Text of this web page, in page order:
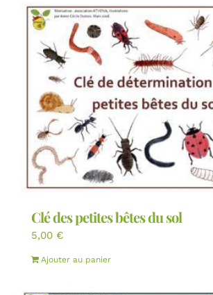
Clé des petites bêtes du sol
5,00 €
Ajouter au panier